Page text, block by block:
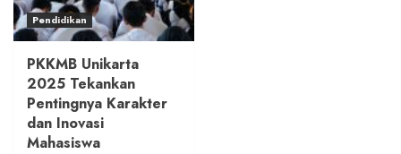
Pendidikan
PKKMB Unikarta
2025 Tekankan
Pentingnya Karakter
dan Inovasi
Mahasiswa